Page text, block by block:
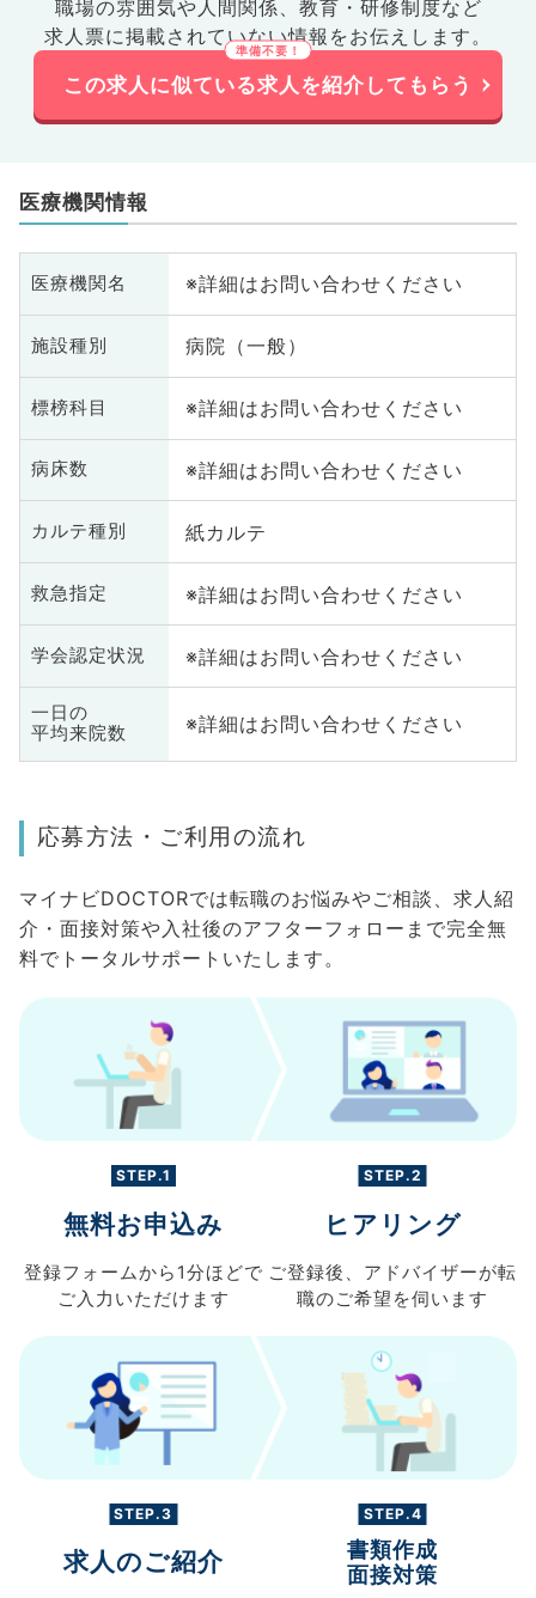
職場の雰囲気や人間関係、 教育・研修制度など
求人票に掲載されていない情報をお伝えします。
この求人に似ている求人を紹介してもらう
医療機関情報
医療機関名 ※詳細はお問い合わせください
施設種別 病院（一般）
標榜科目 ※詳細はお問い合わせください
病床数 ※詳細はお問い合わせください
カルテ種別 紙カルテ
救急指定 ※詳細はお問い合わせください
学会認定状況 ※詳細はお問い合わせください
一日の
平均来院数
※詳細はお問い合わせください
応募方法・ご利用の流れ
マイナビDOCTORでは転職のお悩みやご相談、求人紹
介・面接対策や入社後のアフターフォローまで完全無
料でトータルサポートいたします。
STEP.1
無料お申込み
登録フォームから 1分ほどで
ご入力 いただけます
STEP.2
ヒアリング
ご登録後、 アドバイザーが転
職のご希望を伺います
STEP.3
求人のご紹介
STEP.4
書類作成
面接対策